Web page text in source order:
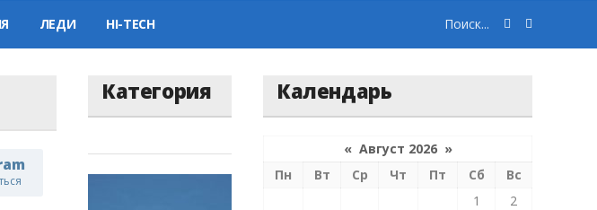
ЛЕДИ HI-TECH
Категория Календарь
« Август 2026 »
Пн
Вт Ср Чт Пт Сб
Вс
1
2